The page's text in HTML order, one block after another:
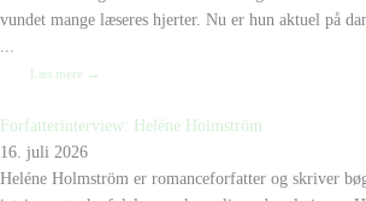
vundet mange læseres hjerter. Nu er hun aktuel på
Læs mere →
Forfatterinterview: Heléne Holmström
16. juli 2026
Heléne Holmström er romanceforfatter og skriver